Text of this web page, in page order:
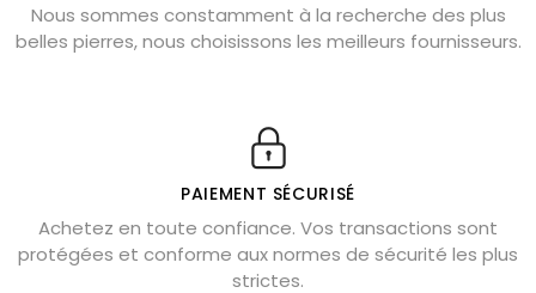
Chrysocolle : pierre apaisante
Obsidienne dorée : vertus et signification
Véritable citrine naturelle non chauffée
Où placer la citrine dans la maison
Cornaline : propriétés magiques
Nous sommes constamment à la recherche des plus
belles pierres, nous choisissons les meilleurs fournisseurs.
PAIEMENT SÉCURISÉ
Achetez en toute confiance. Vos transactions sont
protégées et conforme aux normes de sécurité les plus
strictes.